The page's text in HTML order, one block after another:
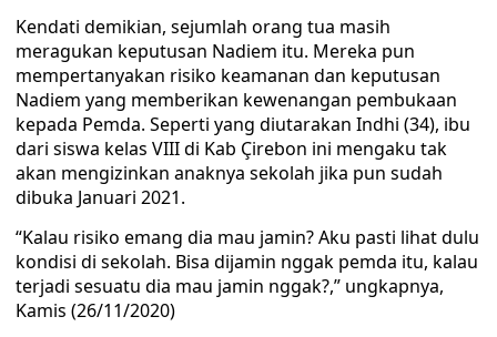
Kendati demikian, sejumlah orang tua masih
meragukan keputusan Nadiem itu. Mereka pun
mempertanyakan risiko keamanan dan keputusan
Nadiem yang memberikan kewenangan pembukaan
kepada Pemda. Seperti yang diutarakan Indhi (34), ibu
dari siswa kelas VIII di Kab Çirebon ini mengaku tak
akan mengizinkan anaknya sekolah jika pun sudah
dibuka Januari 2021.
“Kalau risiko emang dia mau jamin? Aku pasti lihat dulu
kondisi di sekolah. Bisa dijamin nggak pemda itu, kalau
terjadi sesuatu dia mau jamin nggak?,” ungkapnya,
Kamis (26/11/2020)